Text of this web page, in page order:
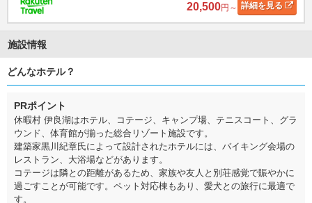
20,500円～ 詳細を見る
施設情報
どんなホテル？
PRポイント
休暇村 伊良湖はホテル、コテージ、キャンプ場、テニスコート、グラ
ウンド、体育館が揃った総合リゾート施設です。
建築家黒川紀章氏によって設計されたホテルには、バイキング会場の
レストラン、大浴場などがあります。
コテージは隣との距離があるため、家族や友人と別荘感覚で賑やかに
過ごすことが可能です。ペット対応棟もあり、愛犬との旅行に最適で
す。